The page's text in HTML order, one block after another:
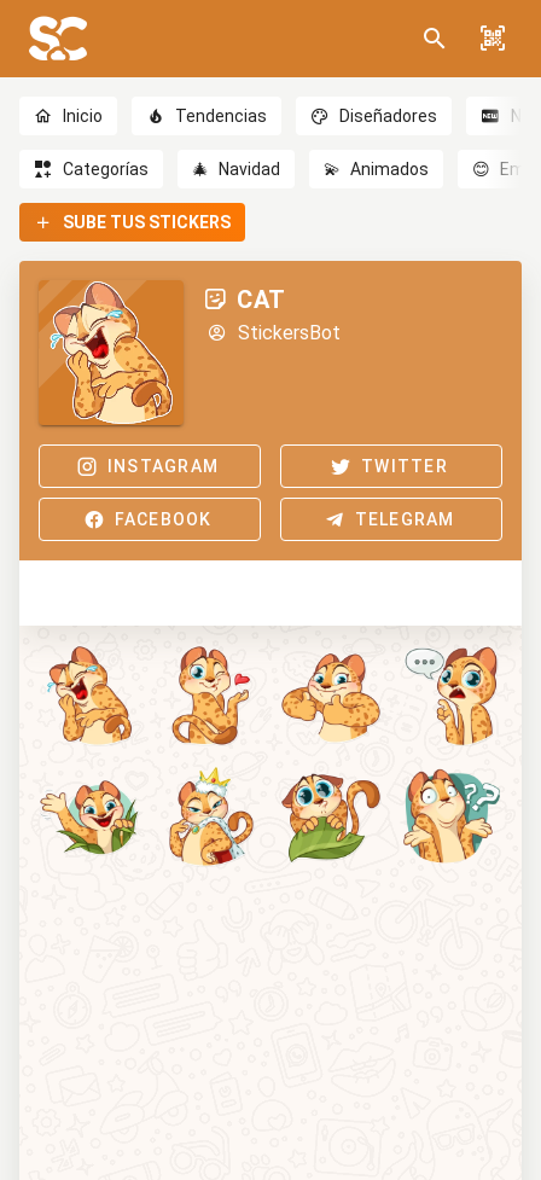
Inicio Tendencias Diseñadores
Categorías 🎄 Navidad 💫 Animados 😊
SUBE TUS STICKERS
CAT
StickersBot
INSTAGRAM TWITTER
FACEBOOK TELEGRAM